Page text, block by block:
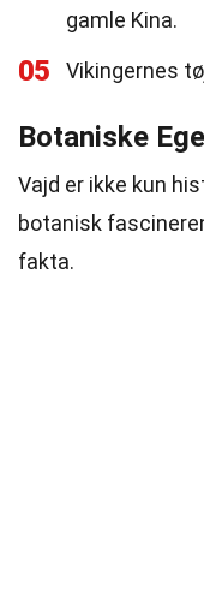
gamle Kina.
05 Vikingernes
Botaniske
Vajd er ikke kun
botanisk
fakta.